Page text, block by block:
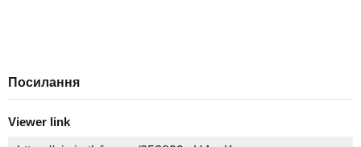
Посилання
Viewer link